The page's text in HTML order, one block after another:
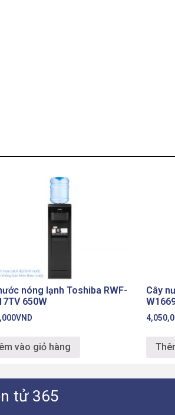
nóng lạnh Toshiba RWF-
650W
VND
vào giỏ hàng
tử 365